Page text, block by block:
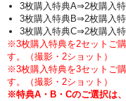
3枚購入特典A⇒2枚購入
3枚購入特典B⇒2枚購入
3枚購入特典C⇒2枚購入
※3枚購入特典を2セットご
す。（撮影・2ショット）
※3枚購入特典を3セットご
す。（撮影・2ショット）
※特典A・B・Cのご選択は